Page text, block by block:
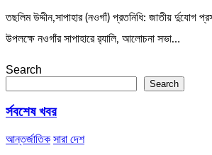
তছলিম উদ্দীন,সাপাহার (নওগাঁ) প্রতনিধি: জাতীয় র্দুযোগ
উপলক্ষে নওগাঁর সাপাহারে র‌্যালি, আলোচনা সভা…
Search
Search
র্সবশেষ খবর
আন্তর্জাতিক সারা দেশ